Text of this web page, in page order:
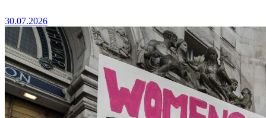
30.07.2026